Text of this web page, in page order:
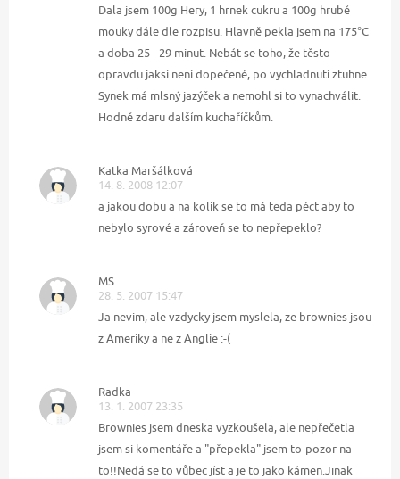
Dala jsem 100g Hery, 1 hrnek cukru a 100g hrubé
mouky dále dle rozpisu. Hlavně pekla jsem na 175°C
a doba 25 - 29 minut. Nebát se toho, že těsto
opravdu jaksi není dopečené, po vychladnutí ztuhne.
Synek má mlsný jazýček a nemohl si to vynachválit.
Hodně zdaru dalším kuchaříčkům.
Katka Maršálková
14. 8. 2008 12:07
a jakou dobu a na kolik se to má teda péct aby to
nebylo syrové a zároveň se to nepřepeklo?
MS
28. 5. 2007 15:47
Ja nevim, ale vzdycky jsem myslela, ze brownies jsou
z Ameriky a ne z Anglie :-(
Radka
13. 1. 2007 23:35
Brownies jsem dneska vyzkoušela, ale nepřečetla
jsem si komentáře a "přepekla" jsem to-pozor na
to!!Nedá se to vůbec jíst a je to jako kámen.Jinak